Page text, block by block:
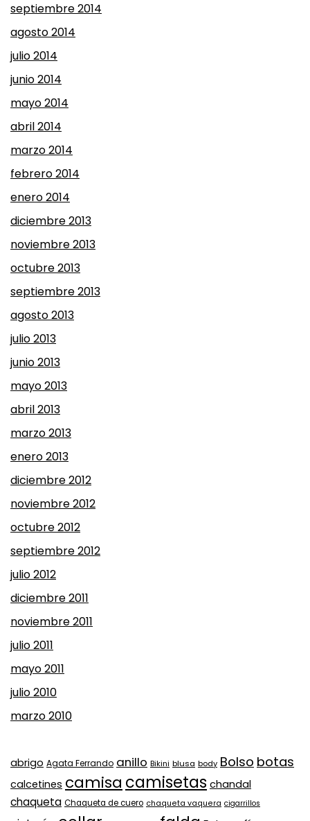
septiembre 2014
agosto 2014
julio 2014
junio 2014
mayo 2014
abril 2014
marzo 2014
febrero 2014
enero 2014
diciembre 2013
noviembre 2013
octubre 2013
septiembre 2013
agosto 2013
julio 2013
junio 2013
mayo 2013
abril 2013
marzo 2013
enero 2013
diciembre 2012
noviembre 2012
octubre 2012
septiembre 2012
julio 2012
diciembre 2011
noviembre 2011
julio 2011
mayo 2011
julio 2010
marzo 2010
abrigo Agata Ferrando anillo Bikini blusa body Bolso botas
calcetines camisa camisetas chandal
chaqueta Chaqueta de cuero chaqueta vaquera cigarrillos